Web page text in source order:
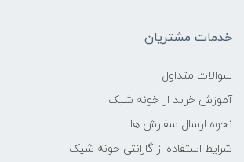
خدمات مشتریان
سوالات متداول
آموزش خرید از خونه شیک
نحوه ارسال سفارش ها
شرایط استفاده از گارانتی خونه شیک